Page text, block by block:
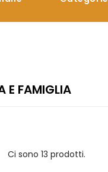
E FAMIGLIA
Ci sono 13 prodotti.